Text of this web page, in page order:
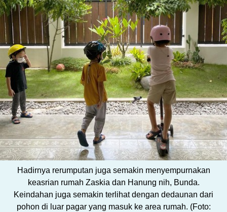
Hadirnya rerumputan juga semakin menyempurnakan
keasrian rumah Zaskia dan Hanung nih, Bunda.
Keindahan juga semakin terlihat dengan dedaunan dari
pohon di luar pagar yang masuk ke area rumah. (Foto: